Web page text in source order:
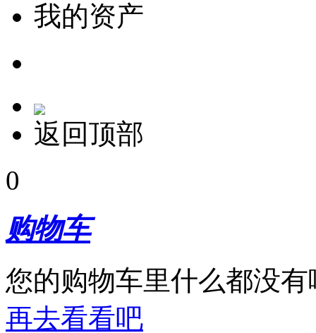
我的资产
返回顶部
0
购物车
您的购物车里什么都没有
再去看看吧